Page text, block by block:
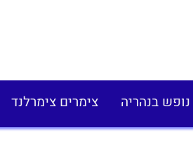
בנהריה צימרים צימרלנד